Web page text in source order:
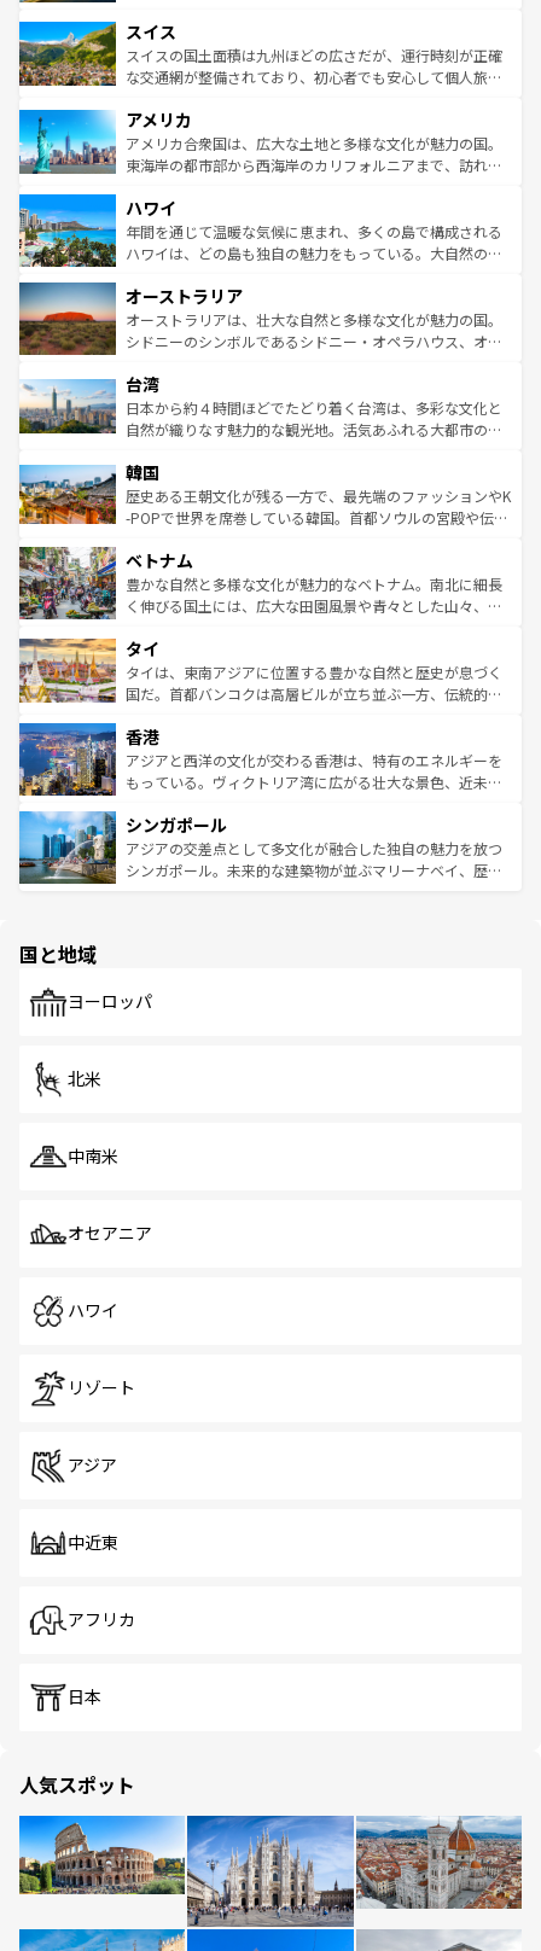
れる地方に足を運ぶとそれぞれで全く異なる文化を体験で
きるだろう。 なお、新着のフランス情報はコンテンツ一覧
を参照してほしい。
は、お酒好きな人にはぜひ体験してほしい。 なお、新着の
ドイツ情報はコンテンツ一覧を参照してほしい。
リアごとに異なる魅力がある。また、優雅なアフタヌーン
ティー、ビール好きにはたまらない英国パブ、サッカー観
戦など、本場だからこそできる体験も豊富。イギリスを旅
ンツ一覧を参照してほしい。
スイス
スイスの国土面積は九州ほどの広さだが、運行時刻が正確
な交通網が整備されており、初心者でも安心して個人旅行
の建物がそのまま残る町や、スイスならではのユニークな
博物館もあり、アルプス観光だけでなく町歩きも満喫する
ことができる。国民の所得が高いため物価も高いが、旅行
ば市内交通費無料で観光を楽しむこともできる。 なお、新
着のスイス情報はコンテンツ一覧 を参照してほしい。
アメリカ
アメリカ合衆国は、広大な土地と多様な文化が魅力の国。
東海岸の都市部から西海岸のカリフォルニアまで、訪れる
のような巨大都市は、観光、ショッピング、エンターテイ
ンメントが詰まった刺激的なスポットだ。一方、アメリカ
西部には大自然が広がり、グランドキャニオンやイエロー
部のニューオーリンズでは、音楽と美食が融合した独特の
文化が魅力。旅行者はアメリカの各地域で異なる魅力を楽
しみながら、その多様性と豊かな歴史を感じることができ
ならではの贅沢な旅のスタイルだ。 なお、新着のアメリカ
情報はコンテンツ一覧を参照してほしい。
ハワイ
年間を通じて温暖な気候に恵まれ、多くの島で構成される
ハワイは、どの島も独自の魅力をもっている。大自然の神
ワイ島は見逃せない。また、定番の観光地といえばオアフ
島だが、静かな自然を求めるならマウイ島やカウアイ島が
おすすめ。エメラルドグリーンに輝く海をはじめ、豊かな
れるおもてなしの心で訪れる人々を迎えてくれるハワイの
人々、おいしいローカルフードやハワイアンミュージッ
ク、伝統的なフラダンスなど、すべてがハワイの魅力を彩
ワイを、存分に味わってほしい。 なお、新着のハワイ情報
はコンテンツ一覧を参照してほしい。
オーストラリア
オーストラリアは、壮大な自然と多様な文化が魅力の国。
シドニーのシンボルであるシドニー・オペラハウス、オー
リアリーフや大陸中央部にそびえるウルル（エアーズロッ
ク）、タスマニアの美しい原生林やケアンズの熱帯雨林な
ど、見どころがたくさん。また、カフェやワイン、オージ
いる。アクティビティも充実しており、サーフィンやダイ
ビング、ハイキングなど、アウトドア好きにはたまらな
い。オーストラリアの多彩な魅力を存分に味わいつくそ
参照してほしい。
台湾
日本から約４時間ほどでたどり着く台湾は、多彩な文化と
自然が織りなす魅力的な観光地。活気あふれる大都市の台
ン）、静ひつな山岳地帯である台湾東部など、都市の喧騒
と山間の静けさが共存しており、訪れる人に新しい発見と
驚きをもたらしてくれる。また、奥深い台湾の食文化も魅
容にもいいと評判のスイーツなど、バラエティ豊かな料理
が味わえる。 なお、新着の台湾情報は コンテンツ一覧を参
照してほしい。
韓国
歴史ある王朝文化が残る一方で、最先端のファッションやK
-POPで世界を席巻している韓国。首都ソウルの宮殿や伝統
き、地方に足を延ばせば四季折々の自然美を楽しむことが
できる。そして、キムチや焼肉、絶品のストリートフード
まで、さまざまな韓国料理が待っている。夜には、韓国な
リティに包まれながら、韓国の多彩な魅力を心ゆくまで味
わってみてほしい。 なお、新着の韓国情報はコンテンツ一
覧を参照してほしい。
ベトナム
豊かな自然と多様な文化が魅力的なベトナム。南北に細長
く伸びる国土には、広大な田園風景や青々とした山々、世
急速な発展と共に伝統が息づく。ハノイの古い町並みやホ
ーチミン市のフランス統治時代の建物も、独特の雰囲気を
醸し出している。また、バラエティの豊かさとおいしさで
とつ。フォーやバインミー、ベトナムコーヒーなどは、ぜ
ひ現地で味わいたい。どの地域を訪れてもあたたかい人々
が旅行者を迎えてくれるので、きっと忘れられない旅にな
参照してほしい。
タイ
タイは、東南アジアに位置する豊かな自然と歴史が息づく
国だ。首都バンコクは高層ビルが立ち並ぶ一方、伝統的な
の活気が交差している。北部ではチェンマイなどの山岳地
帯で自然と触れ合い、南部ではプーケットやクラビの美し
いビーチでリゾート気分を楽しむことができる。タイ料理
激する。気候は一年中温暖で、どの季節にも異なる楽しみ
が待っている。親しみやすいタイの人々、仏教を中心とし
た文化、そして多様な観光資源が、訪れる旅人を魅了し続
香港
アジアと西洋の文化が交わる香港は、特有のエネルギーを
もっている。ヴィクトリア湾に広がる壮大な景色、近未来
み、どこを訪れても感動するはず。観光スポットが密集し
ており、効率よく見どころを回れるのも魅力。息をのむよ
うな絶景から文化的な体験まで、香港を存分に楽しみ尽く
シンガポール
アジアの交差点として多文化が融合した独自の魅力を放つ
シンガポール。未来的な建築物が並ぶマリーナベイ、歴史
で、ホーカーズは地元の風情を楽しめる外せないスポット
国と地域
ヨーロッパ
北米
中南米
オセアニア
ハワイ
リゾート
アジア
中近東
アフリカ
日本
人気スポット